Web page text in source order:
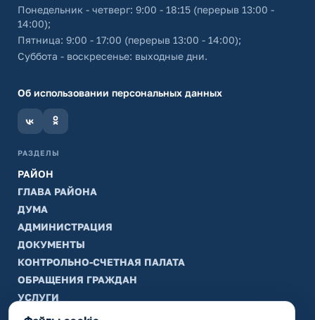
Понедельник - четверг: 9:00 - 18:15 (перерыв 13:00 -
14:00);
Пятница: 9:00 - 17:00 (перерыв 13:00 - 14:00);
Суббота - воскресенье: выходные дни.
Об использовании персональных данных
РАЗДЕЛЫ
РАЙОН
ГЛАВА РАЙОНА
ДУМА
АДМИНИСТРАЦИЯ
ДОКУМЕНТЫ
КОНТРОЛЬНО-СЧЕТНАЯ ПАЛАТА
ОБРАЩЕНИЯ ГРАЖДАН
УСЛУГИ
ТИК